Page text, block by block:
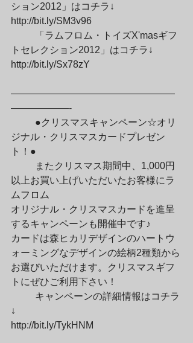
ション2012」はコチラ↓
http://bit.ly/SM3v96
トセレクション2012」はコチラ↓
http://bit.ly/Sx78zY
—————————————————
——————-
ジナル・クリスマスカードプレゼン
ト！●
以上お買い上げいただいたお客様にラ
ムフロム
オリジナル・クリスマスカードを進呈
するキャンペーンも開催中です♪
カードは森ヒカリデザインのハートウ
ォーミングなデザインの絵柄2種類から
お選びいただけます。クリスマスギフ
トにぜひご利用下さい！
↓
http://bit.ly/TykHNM